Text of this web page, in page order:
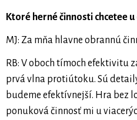
Ktoré herné činnosti chcetee
MJ: Za mňa hlavne obrannú
RB: V oboch tímoch efektivitu
prvá vlna protiútoku. Sú
budeme efektívnejší. Hra bez
ponuková činnosť mi u